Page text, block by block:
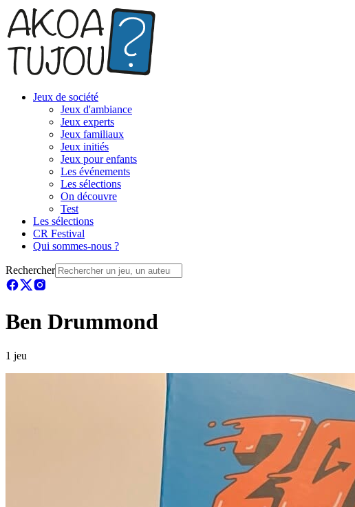
Jeux de société
Jeux d'ambiance
Jeux experts
Jeux familiaux
Jeux initiés
Jeux pour enfants
Les événements
Les sélections
On découvre
Test
Les sélections
CR Festival
Qui sommes-nous ?
Rechercher
Ben Drummond
1 jeu